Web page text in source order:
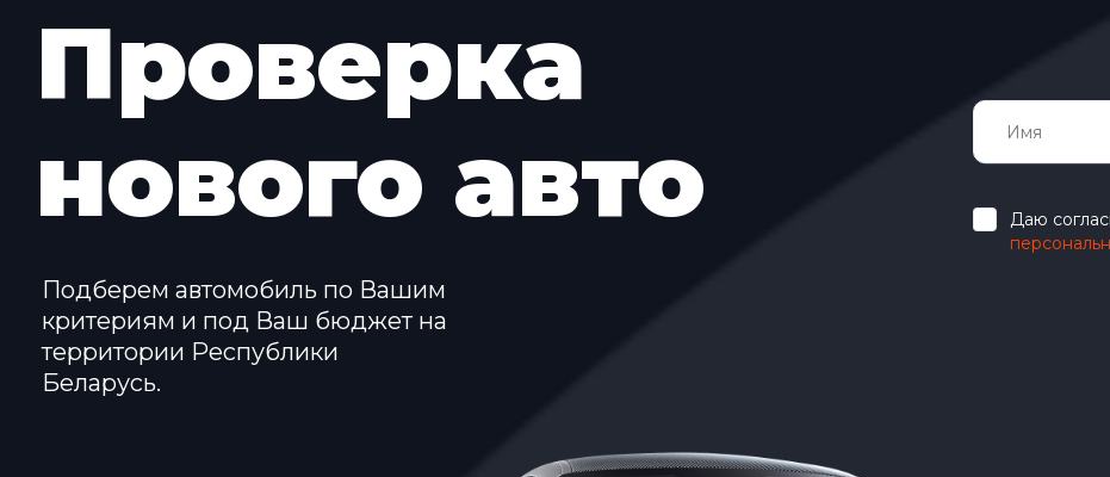
Проверка
нового авто
Подберем автомобиль по Вашим
критериям и под Ваш бюджет на
территории Республики
Беларусь.
Даю